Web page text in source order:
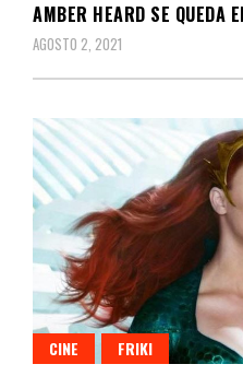
AMBER HEARD SE QUEDA
AGOSTO 2, 2021
CINE FRIKI